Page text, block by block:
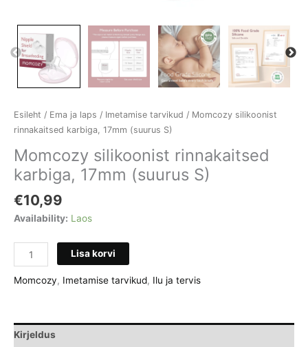
Esileht / Ema ja laps / Imetamise tarvikud / Momcozy silikoonist
rinnakaitsed karbiga, 17mm (suurus S)
Momcozy silikoonist rinnakaitsed
karbiga, 17mm (suurus S)
€10,99
Availability: Laos
Momcozy
silikoonist
rinnakaitsed
(suurus
S)
Lisa korvi
Momcozy, Imetamise tarvikud, Ilu ja tervis
Kirjeldus